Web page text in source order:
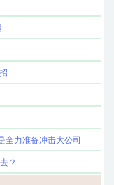
全力准备冲击大公司
？